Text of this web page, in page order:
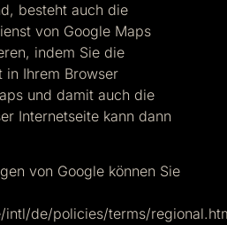
besteht auch die
von Google Maps
indem Sie die
in Ihrem Browser
und damit auch die
Internetseite kann dann
von Google können Sie
de/policies/terms/